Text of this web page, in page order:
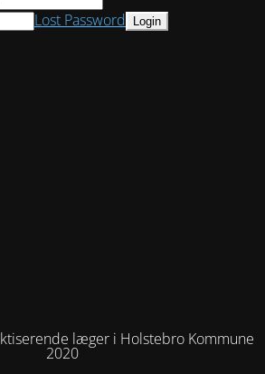
læger i Holstebro Kommune
2020
Lost Password